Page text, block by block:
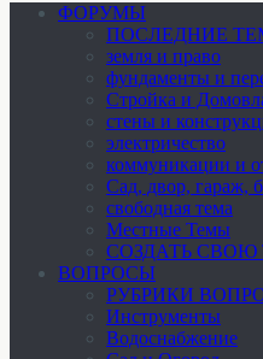
ФОРУМЫ
ПОСЛЕДНИЕ
земля и право
фундаменты и
Стройка и
стены и
электричество
коммуникации и
Cад, двор, гараж,
свободная тема
Местные Темы
СОЗДАТЬ СВОЮ
ВОПРОСЫ
РУБРИКИ
Инструменты
Водоснабжение